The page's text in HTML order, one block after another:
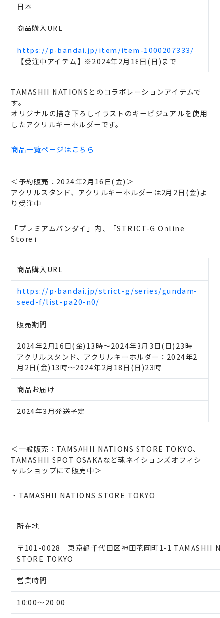
日本
商品購入URL
https://p-bandai.jp/item/item-1000207333/
【受注中アイテム】※2024年2月18日(日)まで
TAMASHII NATIONSとのコラボレーションアイテムで
す。
オリジナルの描き下ろしイラストのキービジュアルを使用
したアクリルキーホルダーです。
商品一覧ページはこちら
＜予約販売：2024年2月16日(金)＞
アクリルスタンド、アクリルキーホルダーは2月2日(金)よ
り受注中
「プレミアムバンダイ」内、「STRICT-G Online
Store」
商品購入URL
https://p-bandai.jp/strict-g/series/gundam-
seed-f/list-pa20-n0/
販売期間
2024年2月16日(金)13時～2024年3月3日(日)23時
アクリルスタンド、アクリルキーホルダー：2024年2
月2日(金)13時～2024年2月18日(日)23時
商品お届け
2024年3月発送予定
＜一般販売：TAMSAHII NATIONS STORE TOKYO、
TAMASHII SPOT OSAKAなど魂ネイションズオフィシ
ャルショップにて販売中＞
・TAMASHII NATIONS STORE TOKYO
所在地
〒101-0028 東京都千代田区神田花岡町1-1 TAMASHII
STORE TOKYO
営業時間
10:00～20:00